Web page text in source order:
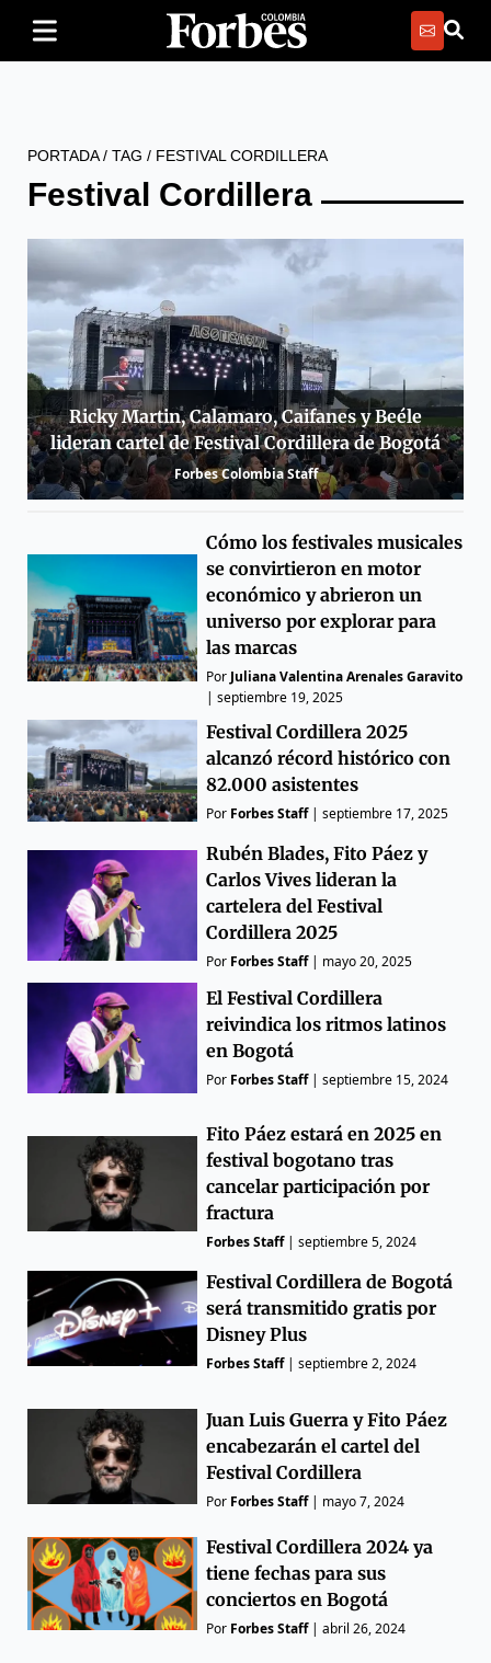
PORTADA/ TAG / FESTIVAL CORDILLERA
Festival Cordillera
Ricky Martin, Calamaro, Caifanes y Beéle
lideran cartel de Festival Cordillera de Bogotá
Forbes Colombia Staff
Cómo los festivales musicales
se convirtieron en motor
económico y abrieron un
universo por explorar para
las marcas
Por Juliana Valentina Arenales Garavito
|septiembre 19, 2025
Festival Cordillera 2025
alcanzó récord histórico con
82.000 asistentes
Por Forbes Staff|septiembre 17, 2025
Rubén Blades, Fito Páez y
Carlos Vives lideran la
cartelera del Festival
Cordillera 2025
Por Forbes Staff| mayo 20, 2025
El Festival Cordillera
reivindica los ritmos latinos
en Bogotá
Por Forbes Staff|septiembre 15, 2024
Fito Páez estará en 2025 en
festival bogotano tras
cancelar participación por
fractura
Forbes Staff|septiembre 5, 2024
Festival Cordillera de Bogotá
será transmitido gratis por
Disney Plus
Forbes Staff|septiembre 2, 2024
Juan Luis Guerra y Fito Páez
encabezarán el cartel del
Festival Cordillera
Por Forbes Staff| mayo 7, 2024
Festival Cordillera 2024 ya
tiene fechas para sus
conciertos en Bogotá
Por Forbes Staff|abril 26, 2024